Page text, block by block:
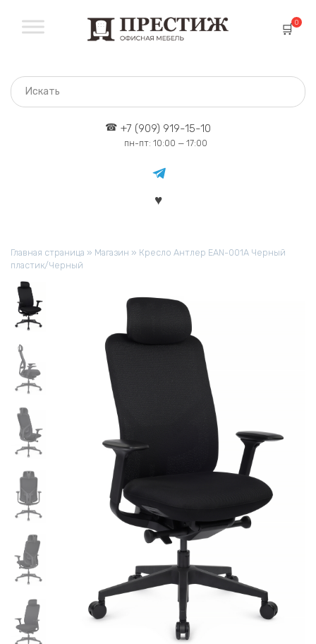
содержанию
0
+7 (909) 919-15-10
пн-пт: 10:00 — 17:00
Главная страница » Магазин » Кресло Антлер EAN-001A Черный
пластик/Черный